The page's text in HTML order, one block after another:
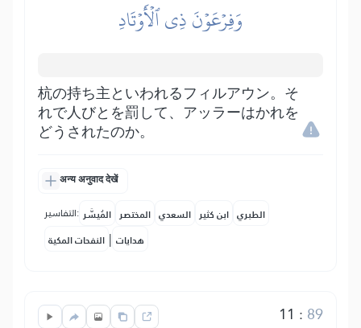
وَفِرۡعَوۡنَ ذِي ٱلۡأَوۡتَادِ
杭の持ち主といわれるフィルアウン。そ
れで人びとを罰して、アッラーはかれを
どうされたのか。
अन्य अनुवाद देखें
التفاسير: المُيسَّر المختصر السعدي ابن كثير الطبري
النفحات المكية | هدايات
11 : 89